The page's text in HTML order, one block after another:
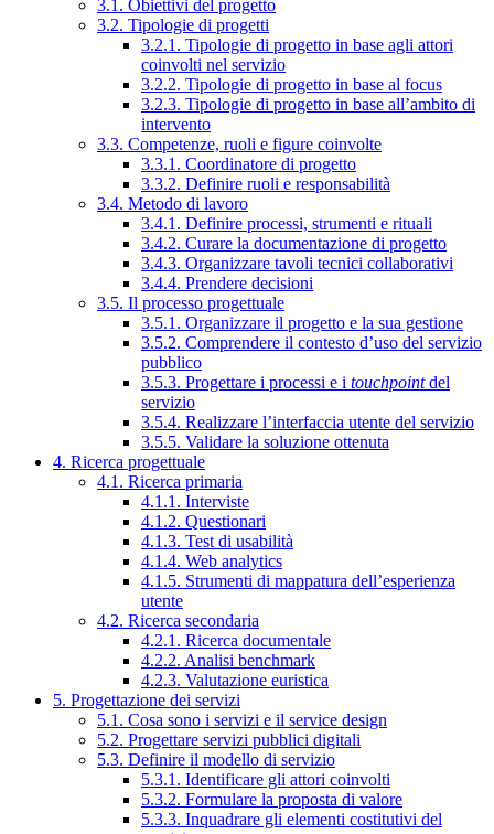
3.1. Obiettivi del progetto
3.2. Tipologie di progetti
3.2.1. Tipologie di progetto in base agli attori
coinvolti nel servizio
3.2.2. Tipologie di progetto in base al focus
3.2.3. Tipologie di progetto in base all’ambito di
intervento
3.3. Competenze, ruoli e figure coinvolte
3.3.1. Coordinatore di progetto
3.3.2. Definire ruoli e responsabilità
3.4. Metodo di lavoro
3.4.1. Definire processi, strumenti e rituali
3.4.2. Curare la documentazione di progetto
3.4.3. Organizzare tavoli tecnici collaborativi
3.4.4. Prendere decisioni
3.5. Il processo progettuale
3.5.1. Organizzare il progetto e la sua gestione
3.5.2. Comprendere il contesto d’uso del servizio
pubblico
3.5.3. Progettare i processi e i touchpointdel
servizio
3.5.4. Realizzare l’interfaccia utente del servizio
3.5.5. Validare la soluzione ottenuta
4. Ricerca progettuale
4.1. Ricerca primaria
4.1.1. Interviste
4.1.2. Questionari
4.1.3. Test di usabilità
4.1.4. Web analytics
4.1.5. Strumenti di mappatura dell’esperienza
utente
4.2. Ricerca secondaria
4.2.1. Ricerca documentale
4.2.2. Analisi benchmark
4.2.3. Valutazione euristica
5. Progettazione dei servizi
5.1. Cosa sono i servizi e il service design
5.2. Progettare servizi pubblici digitali
5.3. Definire il modello di servizio
5.3.1. Identificare gli attori coinvolti
5.3.2. Formulare la proposta di valore
5.3.3. Inquadrare gli elementi costitutivi del